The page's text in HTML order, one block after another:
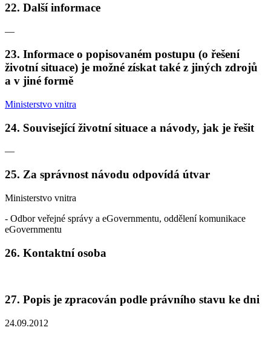
22. Další informace
—
23. Informace o popisovaném postupu (o řešení
životní situace) je možné získat také z jiných zdrojů
a v jiné formě
Ministerstvo vnitra
24. Související životní situace a návody, jak je řešit
—
25. Za správnost návodu odpovídá útvar
Ministerstvo vnitra
- Odbor veřejné správy a eGovernmentu, oddělení komunikace
eGovernmentu
26. Kontaktní osoba
27. Popis je zpracován podle právního stavu ke dni
24.09.2012